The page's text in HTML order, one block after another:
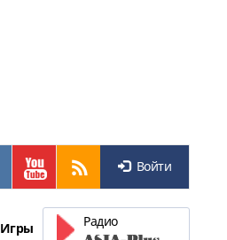
Войти
Игры Радио